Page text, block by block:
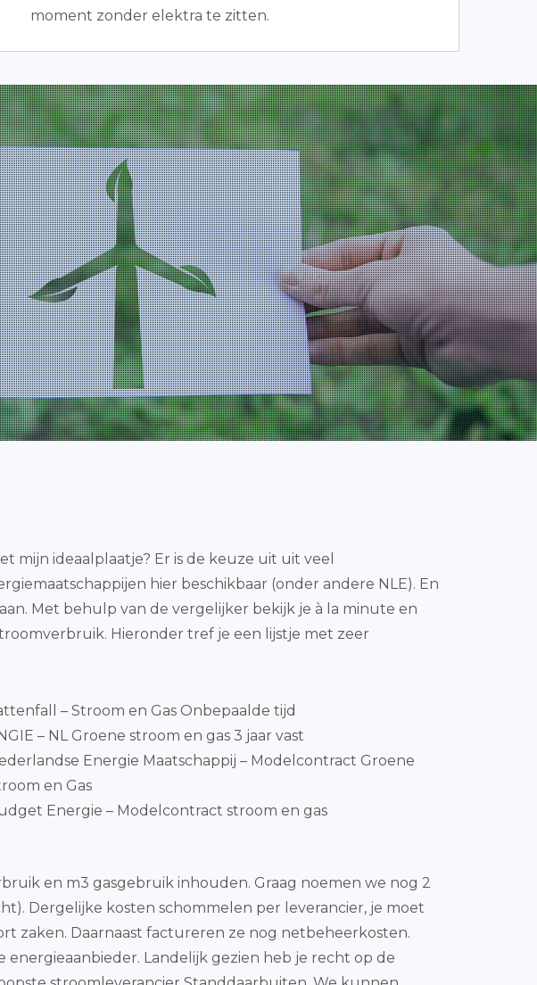
moment zonder elektra te zitten.
mijn ideaalplaatje? Er is de keuze uit uit veel
hier beschikbaar (onder andere NLE). En
Met behulp van de vergelijker bekijk je à la minute en
Hieronder tref je een lijstje met zeer
– Stroom en Gas Onbepaalde tijd
– NL Groene stroom en gas 3 jaar vast
Energie Maatschappij – Modelcontract Groene
en Gas
Energie – Modelcontract stroom en gas
en m3 gasgebruik inhouden. Graag noemen we nog 2
Dergelijke kosten schommelen per leverancier, je moet
zaken. Daarnaast factureren ze nog netbeheerkosten.
Landelijk gezien heb je recht op de